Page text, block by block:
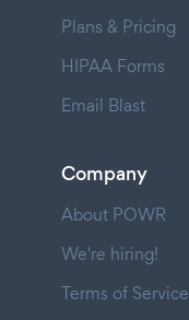
Plans & Pricing
HIPAA Forms
Email Blast
Company
About POWR
We're hiring!
Terms of Service